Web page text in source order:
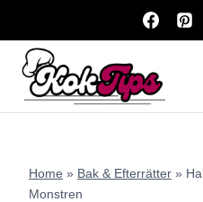
content
Home » Bak & Efterrätter »
Monstren